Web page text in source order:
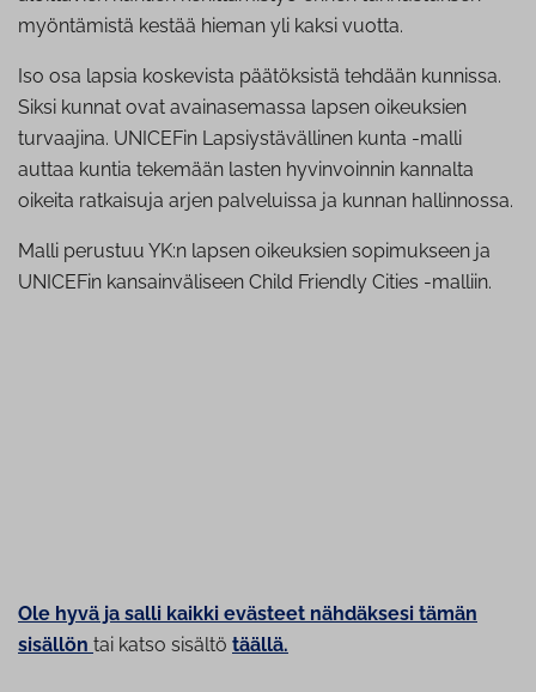
myöntämistä kestää hieman yli kaksi vuotta.
Iso osa lapsia koskevista päätöksistä tehdään kunnissa.
Siksi kunnat ovat avainasemassa lapsen oikeuksien
turvaajina. UNICEFin Lapsiystävällinen kunta -malli
auttaa kuntia tekemään lasten hyvinvoinnin kannalta
oikeita ratkaisuja arjen palveluissa ja kunnan hallinnossa.
Malli perustuu YK:n lapsen oikeuksien sopimukseen ja
UNICEFin kansainväliseen Child Friendly Cities -malliin.
Ole hyvä ja salli kaikki evästeet nähdäksesi tämän
sisällön tai katso sisältö täällä.